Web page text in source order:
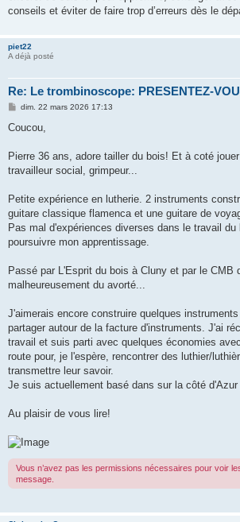
conseils et éviter de faire trop d’erreurs dès le
piet22
A déjà posté
Re: Le trombinoscope: PRESENTEZ-
M
s
g
dim. 22 mars 2026 17:13
Coucou,
Pierre 36 ans, adore tailler du bois! Et à coté
travailleur social, grimpeur...
Petite expérience en lutherie. 2 instruments
guitare classique flamenca et une guitare de
Pas mal d'expériences diverses dans le travail
poursuivre mon apprentissage.
Passé par L'Esprit du bois à Cluny et par le CMB
malheureusement du avorté...
J'aimerais encore construire quelques
partager autour de la facture d'instruments. J'ai
travail et suis parti avec quelques économies
route pour, je l'espère, rencontrer des luthier/
transmettre leur savoir.
Je suis actuellement basé dans sur la côté d'Azur
Au plaisir de vous lire!
Vous n’avez pas les permissions nécessaires pour voir
message.